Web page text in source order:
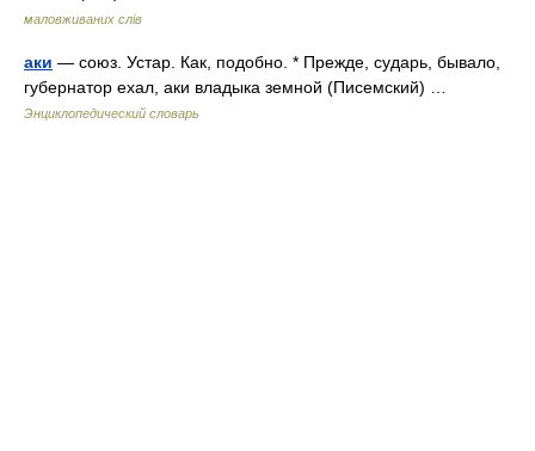
маловживаних слів
аки — союз. Устар. Как, подобно. * Прежде, сударь, бывало,
губернатор ехал, аки владыка земной (Писемский) …
Энциклопедический словарь